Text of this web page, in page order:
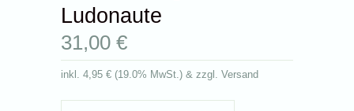
Ludonaute
31,00 €
inkl.4,95 € (19.0% MwSt.) & zzgl. Versand